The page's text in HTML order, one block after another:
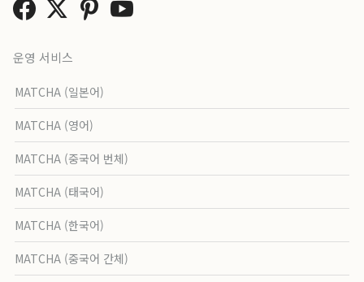
운영 서비스
MATCHA (일본어)
MATCHA (영어)
MATCHA (중국어 번체)
MATCHA (태국어)
MATCHA (한국어)
MATCHA (중국어 간체)